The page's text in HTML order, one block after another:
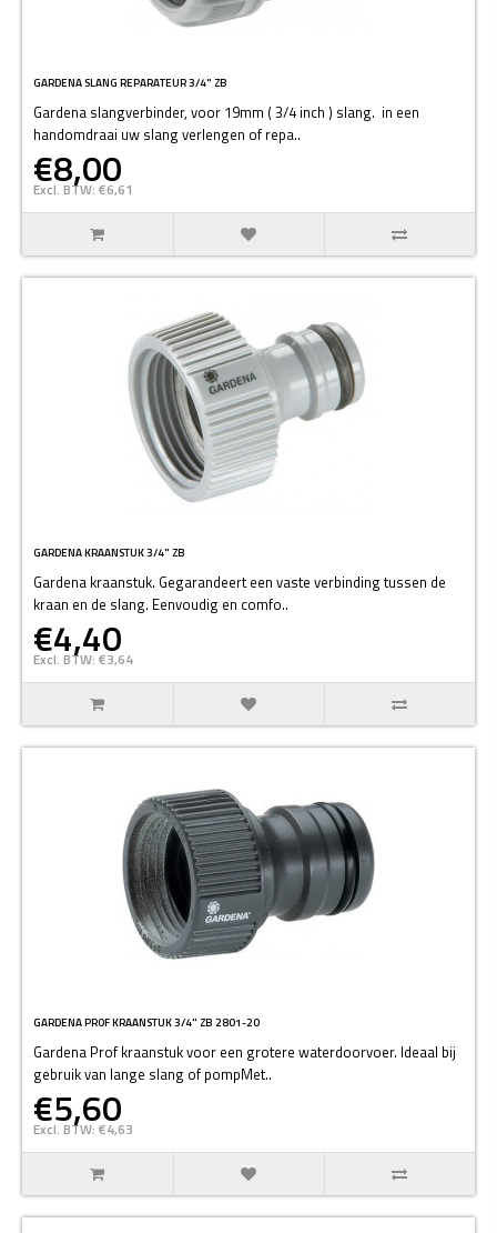
GARDENA SLANG REPARATEUR 3/4" ZB
Gardena slangverbinder, voor 19mm ( 3/4 inch ) slang. in een
handomdraai uw slang verlengen of repa..
€8,00
Excl. BTW: €6,61
GARDENA KRAANSTUK 3/4" ZB
Gardena kraanstuk. Gegarandeert een vaste verbinding tussen de
kraan en de slang. Eenvoudig en comfo..
€4,40
Excl. BTW: €3,64
GARDENA PROF KRAANSTUK 3/4" ZB 2801-20
Gardena Prof kraanstuk voor een grotere waterdoorvoer. Ideaal bij
gebruik van lange slang of pompMet..
€5,60
Excl. BTW: €4,63